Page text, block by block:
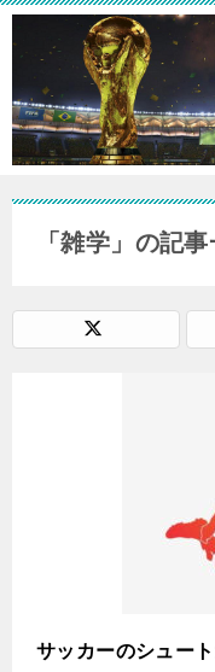
「雑学」の記
サッカーのシュー